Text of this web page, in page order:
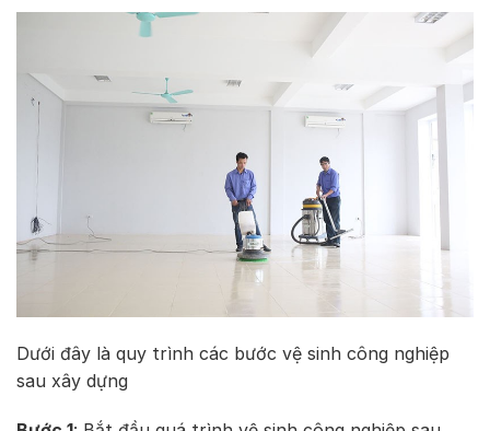
Dưới đây là quy trình các bước vệ sinh công nghiệp
sau xây dựng